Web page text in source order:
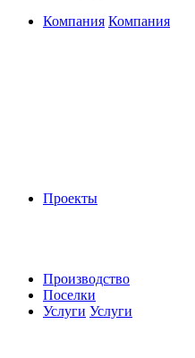
Компания Компания
Проекты
Производство
Поселки
Услуги Услуги